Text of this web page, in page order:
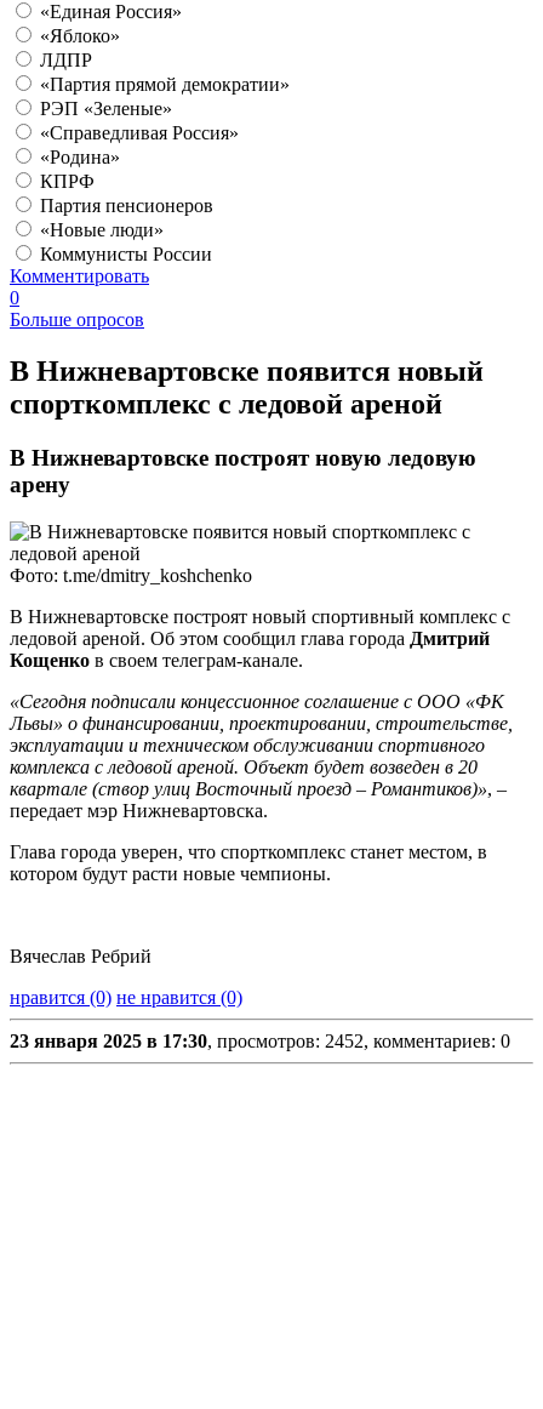
«Единая Россия»
«Яблоко»
ЛДПР
«Партия прямой демократии»
РЭП «Зеленые»
«Справедливая Россия»
«Родина»
КПРФ
Партия пенсионеров
«Новые люди»
Коммунисты России
Комментировать
0
Больше опросов
В Нижневартовске появится новый
спорткомплекс с ледовой ареной
В Нижневартовске построят новую ледовую
арену
Фото: t.me/dmitry_koshchenko
В Нижневартовске построят новый спортивный комплекс с
ледовой ареной. Об этом сообщил глава города Дмитрий
Кощенко в своем телеграм-канале.
«Сегодня подписали концессионное соглашение с ООО «ФК
Львы» о финансировании, проектировании, строительстве,
эксплуатации и техническом обслуживании спортивного
комплекса с ледовой ареной. Объект будет возведен в 20
квартале (створ улиц Восточный проезд – Романтиков)», –
передает мэр Нижневартовска.
Глава города уверен, что спорткомплекс станет местом, в
котором будут расти новые чемпионы.
Вячеслав Ребрий
нравится (0) не нравится (0)
23 января 2025 в 17:30, просмотров: 2452, комментариев: 0